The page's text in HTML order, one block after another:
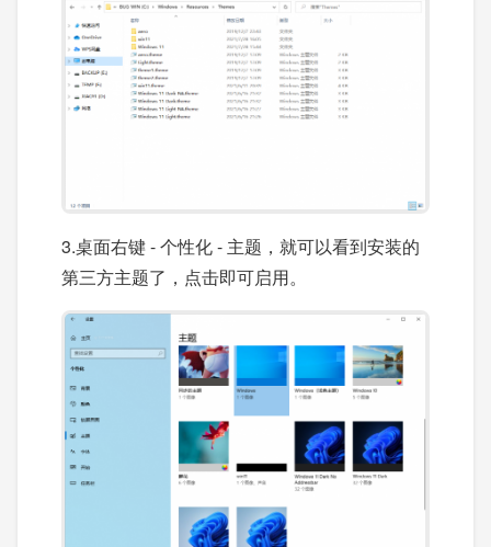
3.桌面右键 - 个性化 - 主题，就可以看到安装的
第三方主题了，点击即可启用。